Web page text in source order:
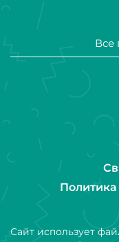
Все
Сайт использует